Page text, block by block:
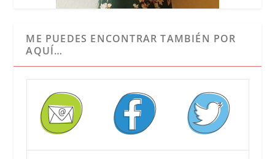
ME PUEDES ENCONTRAR TAMBIÉN POR
AQUÍ…